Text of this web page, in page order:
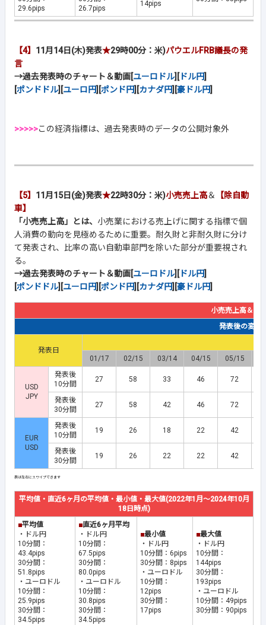
29.6pips
26.7pips
14pips
【4】 11月14日(木)発表★29時00分：米)パウエルFRB議長の発
言
→過去発表時のチャート＆動画[ユーロドル][ ドル円]
[ポンドドル][ユーロ円][ポンド円][カナダ円][豪ドル円]
>>>>>この経済指標は、過去発表時のデータの公開対象外
【5】 11月15日(金)発表★22時30分：米)小売売上高＆
【除自動
車】
「小売売上高」とは、 小売業における売上げに関する指標で個
人消費の動向を見極めるために重要。耐久財と非耐久財に分け
て発表され、比率の高い自動車部門を除いた部分が重要視され
る。
→過去発表時のチャート＆動画[ユーロドル][ ドル円]
[ポンドドル][ユーロ円][ポンド円][カナダ円][豪ドル円]
小売売上高＆【
発表後の変動
発表日
01/17
02/15 03/14 04/15 05/15
USD
JPY
発表後
10分間
27 58 33 46 72
発表後
30分間
27 58 42 46 72
EUR
USD
発表後
10分間
19 26 18 22 42
発表後
30分間
19 26 22 22 42
平均値・直近6ヶ月の平均値・最小値・最大値(2022年1月～2024年10月
18日時点)
■平均値
・ドル円
10分間：
43.4pips
30分間：
51.8pips
・ユーロドル
10分間：
25.9pips
30分間：
34.5pips
■直近6ヶ月平均
・ドル円
10分間：
67.5pips
30分間：
80.0pips
・ユーロドル
10分間：
30.8pips
30分間：
34.5pips
■最小値
・ドル円
10分間：6pips
30分間：8pips
・ユーロドル
10分間：
12pips
30分間：
17pips
■最大値
・ドル円
10分間：
144pips
30分間：
193pips
・ユーロドル
10分間：49pips
30分間：90pips